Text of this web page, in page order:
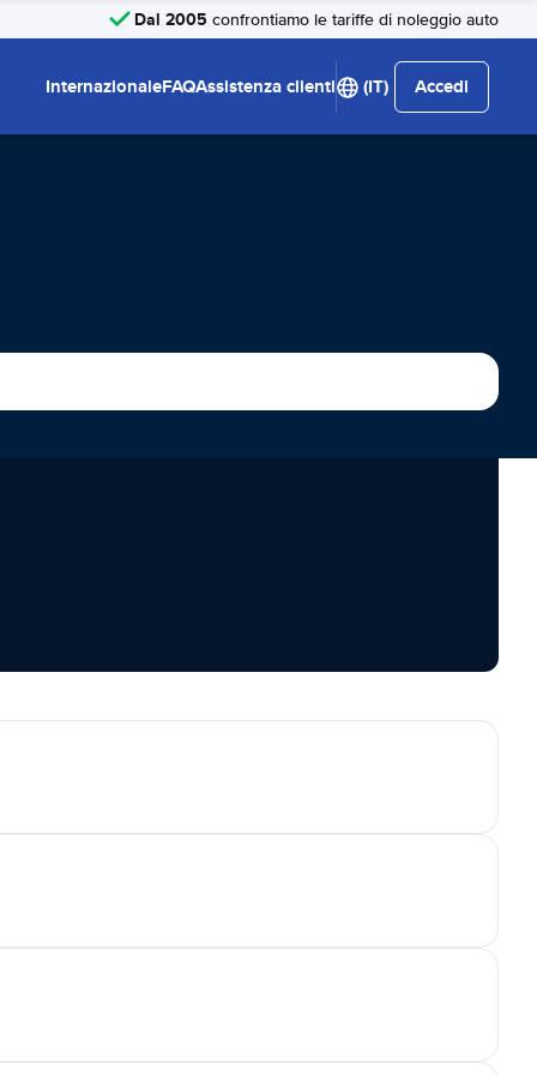
Dal 2005 confrontiamo le tariffe di noleggio auto
InternazionaleFAQAssistenza clienti (IT) Accedi